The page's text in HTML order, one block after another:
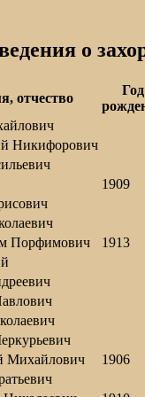
о
отчество
Год
Никифорович
1909
Порфимович 1913
Михайлович 1906